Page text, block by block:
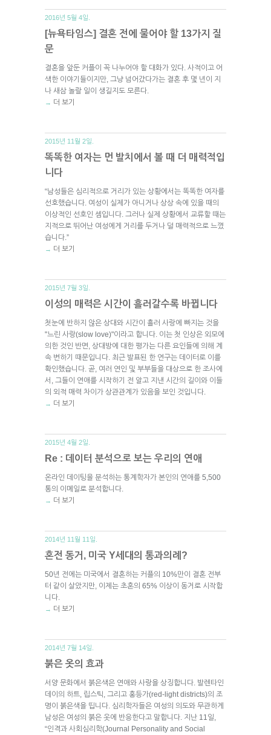
2016년 5월 4일.
[뉴욕타임스] 결혼 전에 물어야 할 13가지 질
문
결혼을 앞둔 커플이 꼭 나누어야 할 대화가 있다. 사적이고 어
색한 이야기들이지만, 그냥 넘어갔다가는 결혼 후 몇 년이 지
나 새삼 놀랄 일이 생길지도 모른다.
→ 더 보기
2015년 11월 2일.
똑똑한 여자는 먼 발치에서 볼 때 더 매력적입
니다
“남성들은 심리적으로 거리가 있는 상황에서는 똑똑한 여자를
선호했습니다. 여성이 실제가 아니거나 상상 속에 있을 때의
이상적인 선호인 셈입니다. 그러나 실제 상황에서 교류할 때는
지적으로 뛰어난 여성에게 거리를 두거나 덜 매력적으로 느꼈
습니다.”
→ 더 보기
2015년 7월 3일.
이성의 매력은 시간이 흘러갈수록 바뀝니다
첫눈에 반하지 않은 상대와 시간이 흘러 사랑에 빠지는 것을
"느린 사랑(slow love)"이라고 합니다. 이는 첫 인상은 외모에
의한 것인 반면, 상대방에 대한 평가는 다른 요인들에 의해 계
속 변하기 때문입니다. 최근 발표된 한 연구는 데이터로 이를
확인했습니다. 곧, 여러 연인 및 부부들을 대상으로 한 조사에
서, 그들이 연애를 시작하기 전 알고 지낸 시간의 길이와 이들
의 외적 매력 차이가 상관관계가 있음을 보인 것입니다.
→ 더 보기
2015년 4월 2일.
Re : 데이터 분석으로 보는 우리의 연애
온라인 데이팅을 분석하는 통계학자가 본인의 연애를 5,500
통의 이메일로 분석합니다.
→ 더 보기
2014년 11월 11일.
혼전 동거, 미국 Y세대의 통과의례?
50년 전에는 미국에서 결혼하는 커플의 10%만이 결혼 전부
터 같이 살았지만, 이제는 초혼의 65% 이상이 동거로 시작합
니다.
→ 더 보기
2014년 7월 14일.
붉은 옷의 효과
서양 문화에서 붉은색은 연애와 사랑을 상징합니다. 발렌타인
데이의 하트, 립스틱, 그리고 홍등가(red-light districts)의 조
명이 붉은색을 띱니다. 심리학자들은 여성의 의도와 무관하게
남성은 여성의 붉은 옷에 반응한다고 말합니다. 지난 11일,
“인격과 사회심리학(Journal Personality and Social